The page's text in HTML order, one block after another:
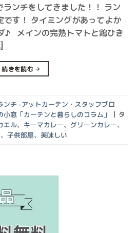
ンチをしてきました！！ ラン
す！ タイミングがあってよか
メインの完熟トマトと鶏ひき
続きを読む→
ンチ -アットカーテン・スタッフブロ
窓「カーテンと暮らしのコラム」 | タ
エル、 キーマカレー、 グリーンカレー、
、 子供部屋、 美味しい